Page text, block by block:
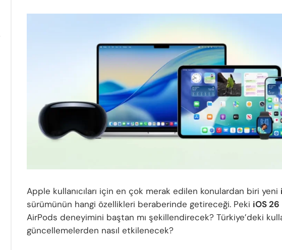
Apple kullanıcıları için en çok merak edilen konulardan biri yeni
sürümünün hangi özellikleri beraberinde getireceği. Peki iOS 26
AirPods deneyimini baştan mı şekillendirecek? Türkiye’deki
güncellemelerden nasıl etkilenecek?